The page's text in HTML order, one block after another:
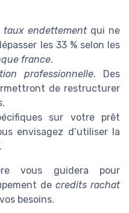
taux endettementqui ne
les 33 % selon les
france.
professionnelle. Des
de restructurer
.
sur votre prêt
envisagez d’utiliser la
.
vous guidera pour
de credits rachat
besoins.